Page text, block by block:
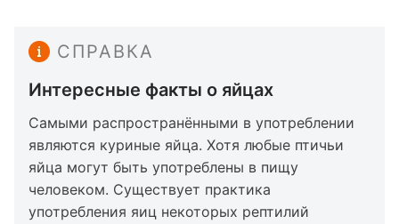
СПРАВКА
Интересные факты о яйцах
Самыми распространёнными в употреблении
являются куриные яйца. Хотя любые птичьи
яйца могут быть употреблены в пищу
человеком. Существует практика
употребления яиц некоторых рептилий